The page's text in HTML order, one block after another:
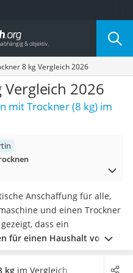
8 kg Vergleich 2026
2026
mit Trockner (8 kg) im
Anschaffung für alle,
und einen Trockner
dass ein
für einen Haushalt von
Wählen Sie jetzt einen 8-
aus, der mit
kg im Vergleich